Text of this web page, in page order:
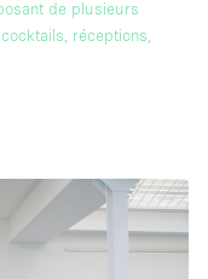
de plusieurs
réceptions,